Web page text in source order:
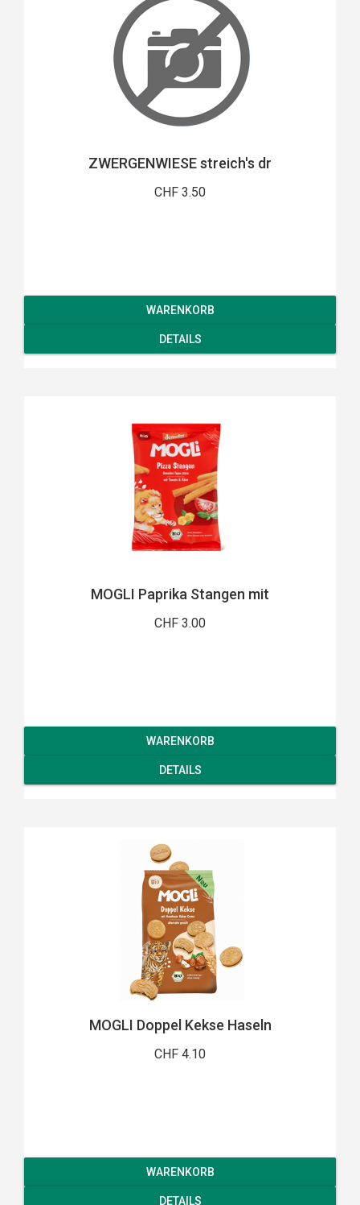
ZWERGENWIESE streich's dr
CHF 3.50
WARENKORB
DETAILS
MOGLI Paprika Stangen mit
CHF 3.00
WARENKORB
DETAILS
MOGLI Doppel Kekse Haseln
CHF 4.10
WARENKORB
DETAILS